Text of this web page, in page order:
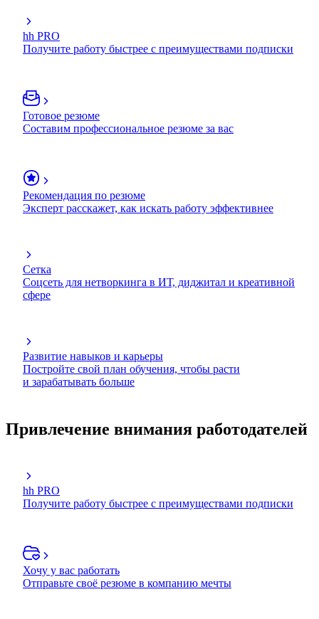
hh PRO
Получите работу быстрее с преимуществами подписки
Готовое резюме
Составим профессиональное резюме за вас
Рекомендация по резюме
Эксперт расскажет, как искать работу эффективнее
Сетка
Соцсеть для нетворкинга в ИТ, диджитал и креативной
сфере
Развитие навыков и карьеры
Постройте свой план обучения, чтобы расти
и зарабатывать больше
Привлечение внимания работодателей
hh PRO
Получите работу быстрее с преимуществами подписки
Хочу у вас работать
Отправьте своё резюме в компанию мечты